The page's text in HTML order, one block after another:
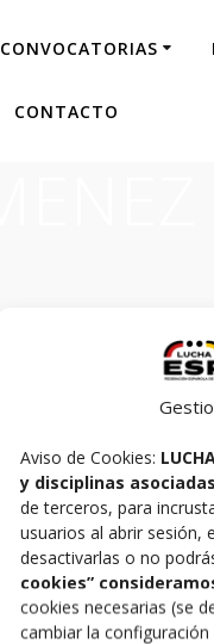
Aviso de Cookies:
y disciplinas
de terceros, para
usuarios al abrir sesión,
desactivarlas o no
cookies”
cookies necesarias (se
cambiar la configuración
CONVOCATORIAS
CONTACTO
EN